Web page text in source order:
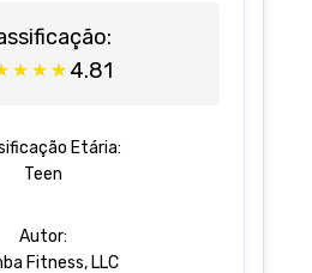
★ ★ ★ 4.81
Etária:
Teen
Autor:
Fitness, LLC